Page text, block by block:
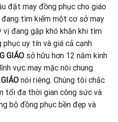
đặt may đồng phục cho giáo
đang tìm kiếm một cơ sở may
vị đang gặp khó khăn khi tìm
uy tín và giá cả cạnh
GIÁO sở hữu hơn 12 năm kinh
vực may mặc nói chung
nói riêng. Chúng tôi chắc
tối đa thời gian công sức và
bộ đồng phục bền đẹp và